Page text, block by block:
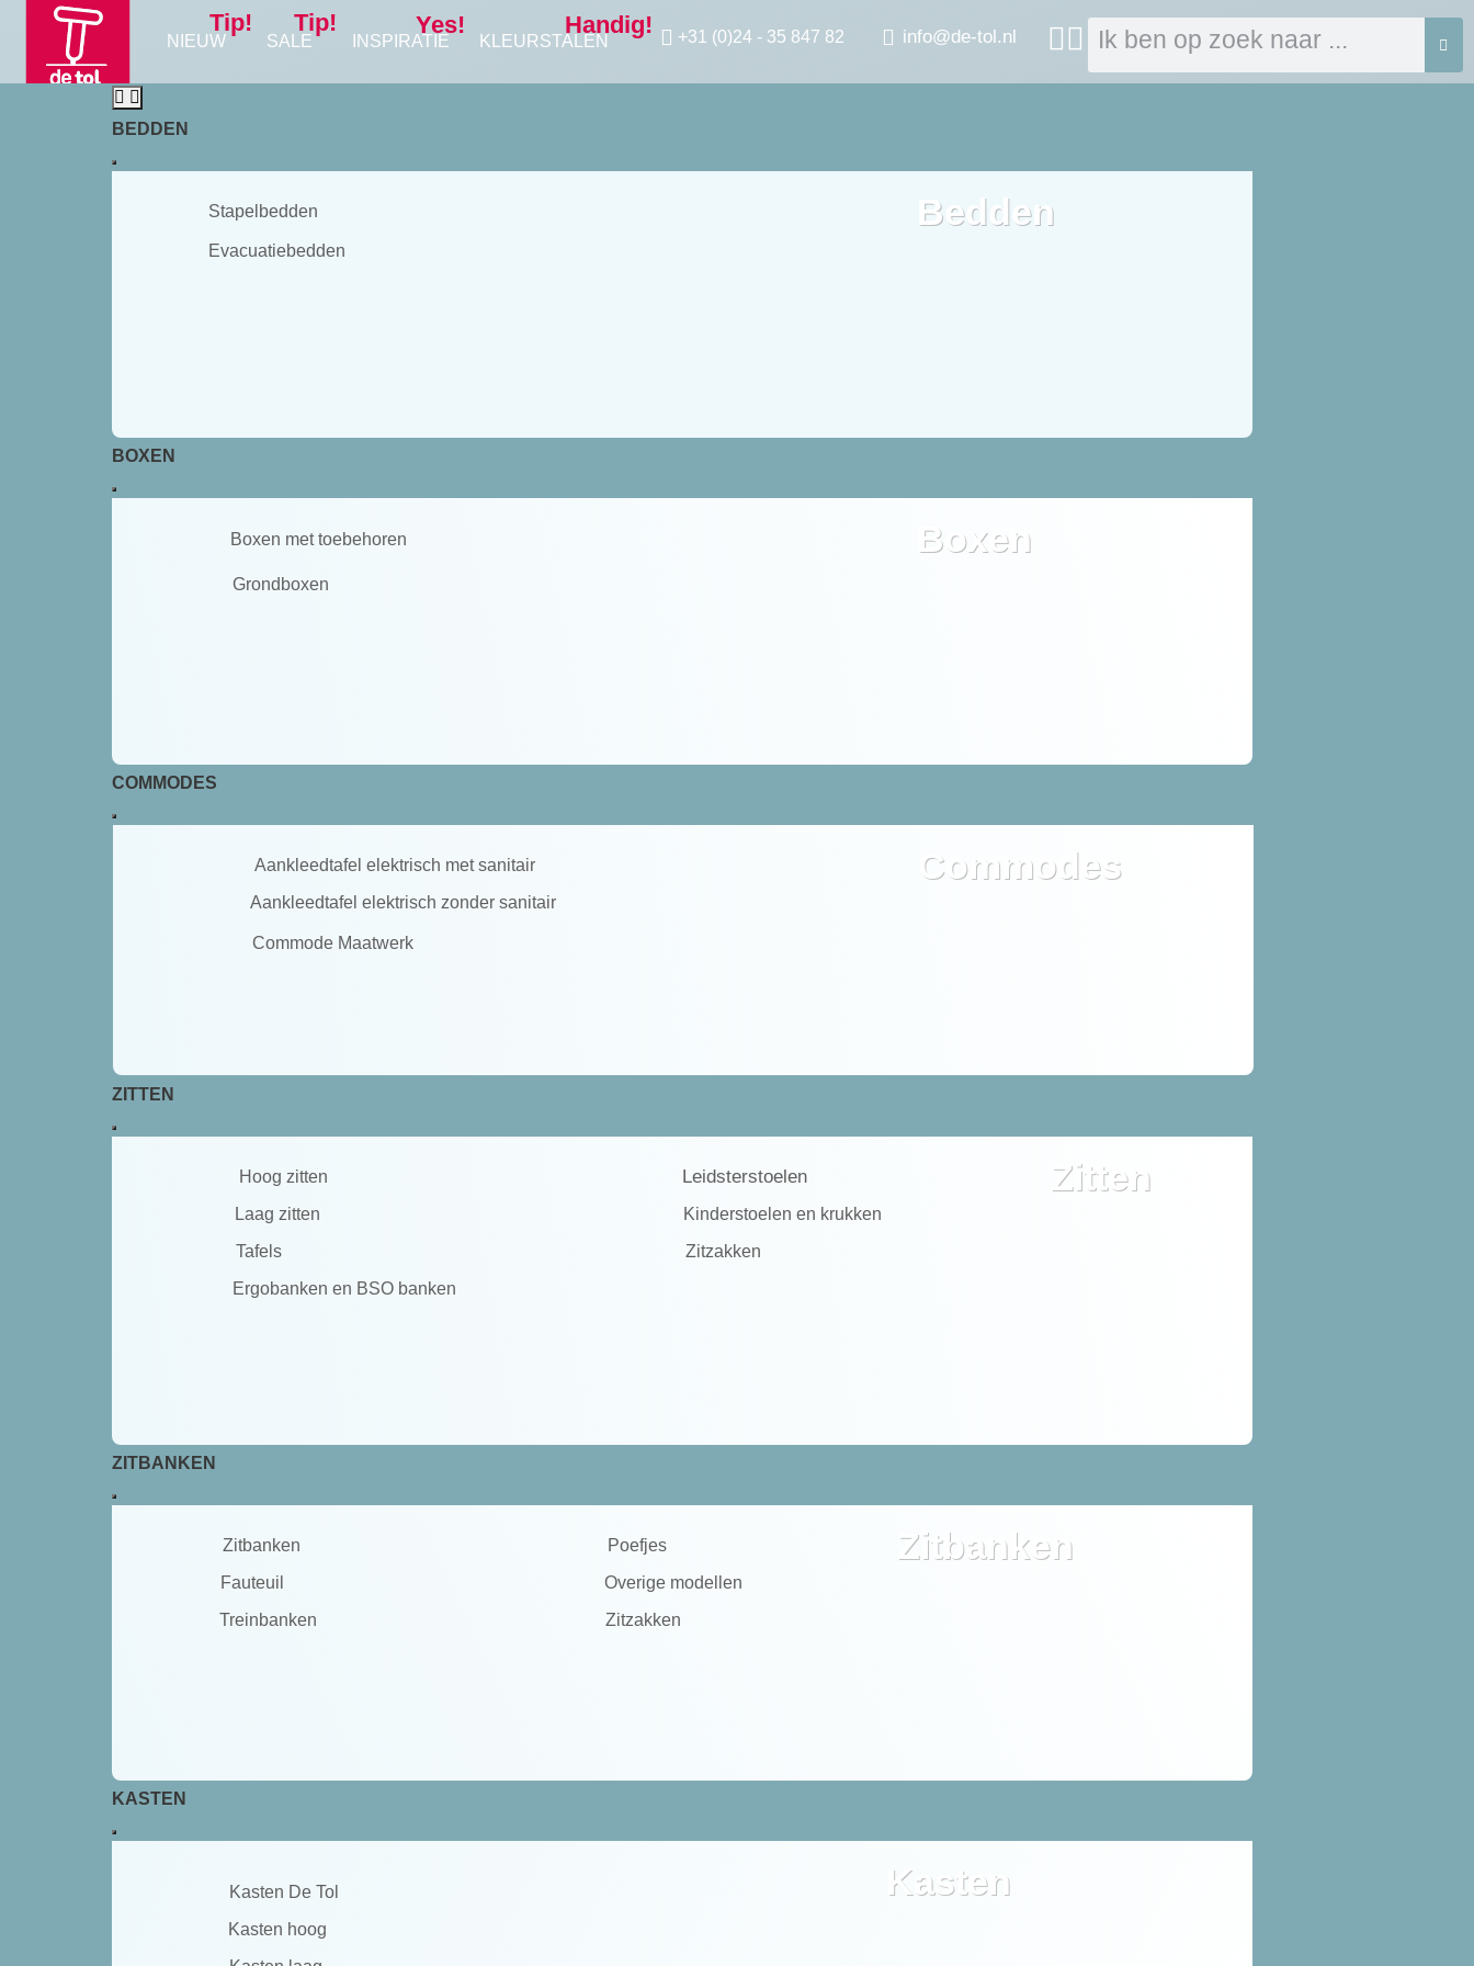
NIEUW
Tip!
SALE
Tip!
INSPIRATIE
Yes!
KLEURSTALEN
Handig! +31 (0)24 - 35 847 82 info@de-tol.nl
BEDDEN
Stapelbedden
Evacuatiebedden
Bedden
BOXEN
Boxen met toebehoren
Grondboxen
Boxen
COMMODES
Aankleedtafel elektrisch met sanitair
Aankleedtafel elektrisch zonder sanitair
Commode Maatwerk
Commodes
ZITTEN
Hoog zitten
Laag zitten
Tafels
Ergobanken en BSO banken
Leidsterstoelen
Kinderstoelen en krukken
Zitzakken
Zitten
ZITBANKEN
Zitbanken
Fauteuil
Treinbanken
Poefjes
Overige modellen
Zitzakken
Zitbanken
KASTEN
Kasten De Tol
Kasten hoog
Kasten